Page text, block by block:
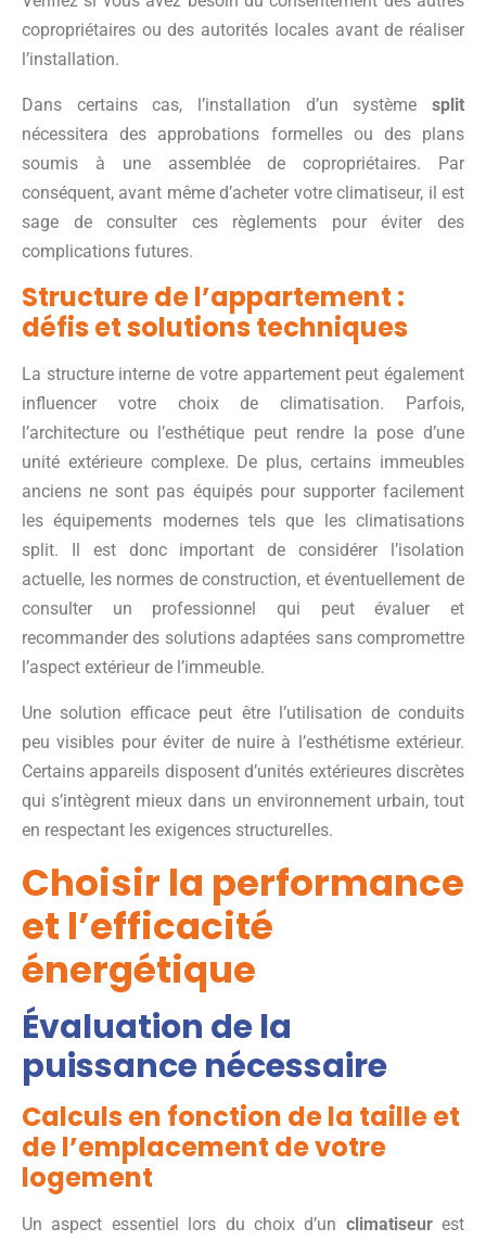
copropriétaires ou des autorités locales avant de réaliser
l’installation.
Dans certains cas, l’installation d’un système split
nécessitera des approbations formelles ou des plans
soumis à une assemblée de copropriétaires. Par
conséquent, avant même d’acheter votre climatiseur, il est
sage de consulter ces règlements pour éviter des
complications futures.
Structure de l’appartement :
défis et solutions techniques
La structure interne de votre appartement peut également
influencer votre choix de climatisation. Parfois,
l’architecture ou l’esthétique peut rendre la pose d’une
unité extérieure complexe. De plus, certains immeubles
anciens ne sont pas équipés pour supporter facilement
les équipements modernes tels que les climatisations
split. Il est donc important de considérer l’isolation
actuelle, les normes de construction, et éventuellement de
consulter un professionnel qui peut évaluer et
recommander des solutions adaptées sans compromettre
l’aspect extérieur de l’immeuble.
Une solution efficace peut être l’utilisation de conduits
peu visibles pour éviter de nuire à l’esthétisme extérieur.
Certains appareils disposent d’unités extérieures discrètes
qui s’intègrent mieux dans un environnement urbain, tout
en respectant les exigences structurelles.
Choisir la performance
et l’efficacité
énergétique
Évaluation de la
puissance nécessaire
Calculs en fonction de la taille et
de l’emplacement de votre
logement
Un aspect essentiel lors du choix d’un climatiseurest